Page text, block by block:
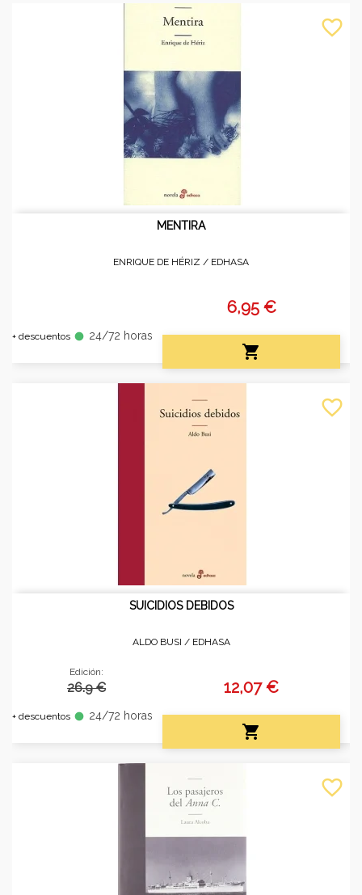
MENTIRA
ENRIQUE DE HÉRIZ / EDHASA
+ descuentos fiber_manual_record 24/72 horas
6,95 €

favorite_border
SUICIDIOS DEBIDOS
ALDO BUSI / EDHASA
Edición:
26.9 €
+ descuentos fiber_manual_record 24/72 horas
12,07 €

favorite_border
favorite_border